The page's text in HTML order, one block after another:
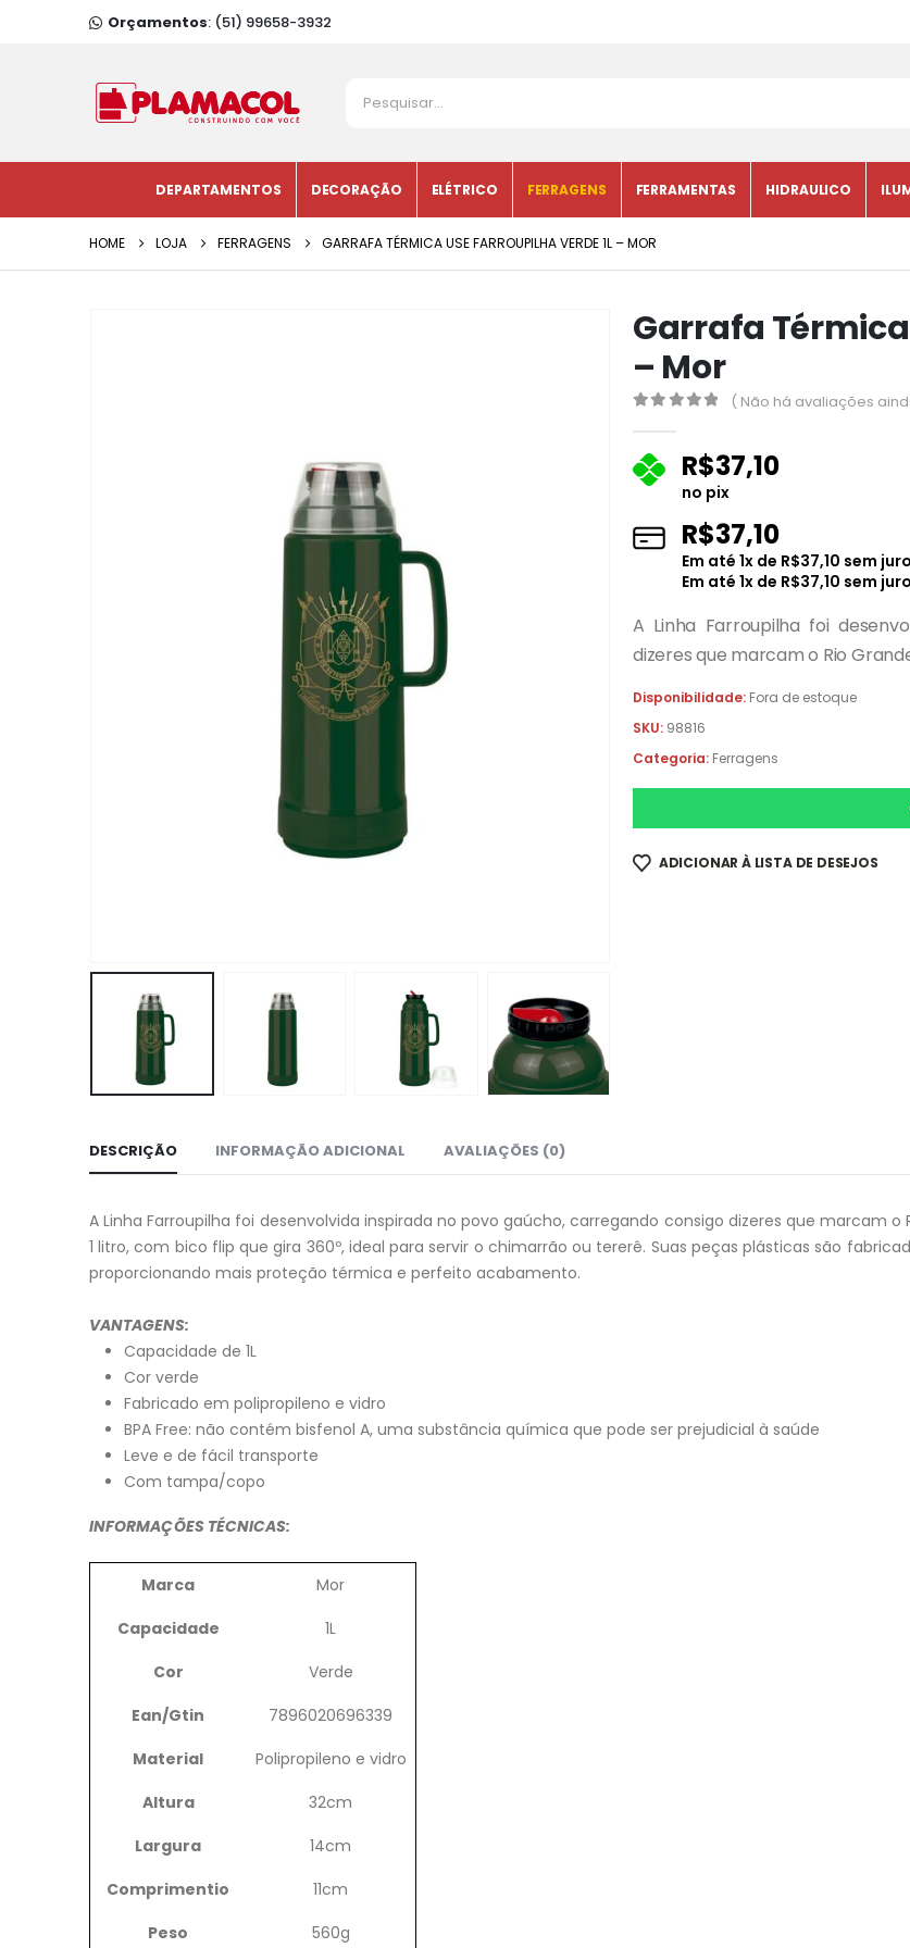
Orçamentos: (51) 99658-3932
DEPARTAMENTOS DECORAÇÃO ELÉTRICO FERRAGENS FERRAMENTAS HIDRAULICO
HOME LOJA FERRAGENS GARRAFA TÉRMICA USE FARROUPILHA VERDE 1L – MOR
Garrafa
– Mor
( Não há avaliações
R$37,10
no pix
R$37,10
Em até 1x de R$37,10 sem
Em até 1x de R$37,10 sem
A Linha Farroupilha foi
dizeres que marcam o Rio
Disponibilidade: Fora de estoque
SKU: 98816
Categoria: Ferragens
ADICIONAR À LISTA DE DESEJOS
DESCRIÇÃO INFORMAÇÃO ADICIONAL AVALIAÇÕES (0)
A Linha Farroupilha foi desenvolvida inspirada no povo gaúcho, carregando consigo dizeres que marcam
1 litro, com bico flip que gira 360º, ideal para servir o chimarrão ou tererê. Suas peças plásticas são
proporcionando mais proteção térmica e perfeito acabamento.
VANTAGENS:
Capacidade de 1L
Cor verde
Fabricado em polipropileno e vidro
BPA Free: não contém bisfenol A, uma substância química que pode ser prejudicial à saúde
Leve e de fácil transporte
Com tampa/copo
INFORMAÇÕES TÉCNICAS:
Marca
Mor
Capacidade
1L
Cor
Verde
Ean/Gtin
7896020696339
Material
Polipropileno e vidro
Altura
32cm
Largura
14cm
Comprimentio
11cm
Peso
560g